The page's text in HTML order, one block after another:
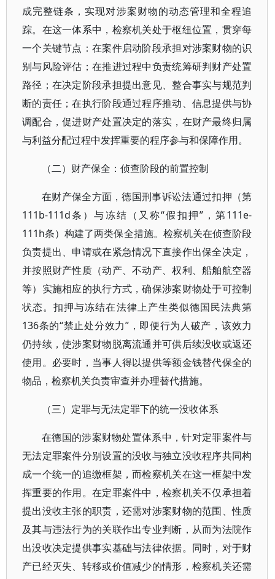
成完整链条，实现对涉案财物的动态管理和全程追
踪。在这一体系中，检察机关处于枢纽位置，贯穿每
一个关键节点：在案件启动阶段承担对涉案财物的识
别与风险评估；在推进过程中负责统筹研判财产处置
路径；在决定阶段承担提出意见、整合事实与规范判
断的责任；在执行阶段通过程序推动、信息提供与协
调配合，促进财产处置决定的落实，在财产最终归属
与利益分配过程中发挥重要的程序参与和保障作用。
（二）财产保全：侦查阶段的前置控制
在财产保全方面，德国刑事诉讼法通过扣押（第
111b-111d条）与冻结（又称“假扣押”，第111e-
111h条）构建了两类保全措施。检察机关在侦查阶段
负责提出、申请或在紧急情况下直接作出保全决定，
并按照财产性质（动产、不动产、权利、船舶航空器
等）实施相应的执行方式，确保涉案财物处于可控制
状态。扣押与冻结在法律上产生类似德国民法典第
136条的“禁止处分效力”，即便行为人破产，该效力
仍持续，使涉案财物脱离流通并可供后续没收或返还
使用。必要时，当事人得以提供等额金钱替代保全的
物品，检察机关负责审查并办理替代措施。
（三）定罪与无法定罪下的统一没收体系
在德国的涉案财物处置体系中，针对定罪案件与
无法定罪案件分别设置的没收与独立没收程序共同构
成一个统一的追缴框架，而检察机关在这一框架中发
挥重要的作用。在定罪案件中，检察机关不仅承担着
提出没收主张的职责，还需对涉案财物的范围、性质
及其与违法行为的关联作出专业判断，从而为法院作
出没收决定提供事实基础与法律依据。同时，对于财
产已经灭失、转移或价值减少的情形，检察机关还需